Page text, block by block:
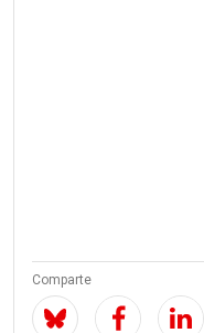
Comparte